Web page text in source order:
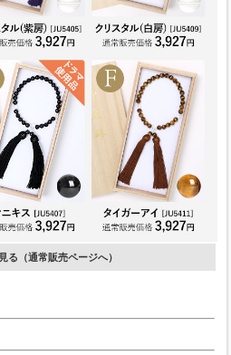
る（通常販売ページへ）